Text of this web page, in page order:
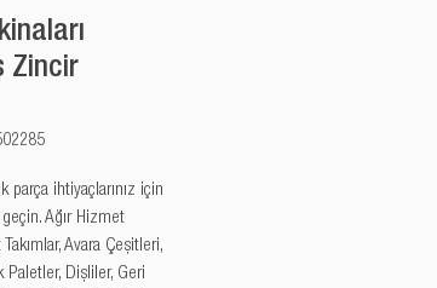
Zincir
parça ihtiyaçlarınız için
Ağır Hizmet
Avara Çeşitleri,
Dişliler, Geri